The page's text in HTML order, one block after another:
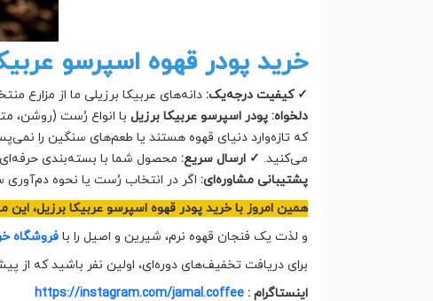
خرید پودر قهوه اسپرسو
✓ کیفیت درجه‌یک: دانه‌های عربیکا برزیلی ما از
دلخواه: پودر اسپرسو عربیکا برزیلبا انواع رُست (روشن،
که تازه‌وارد دنیای قهوه هستند یا طعم‌های سنگین را
می‌کنید. ✓ ارسال سریع: محصول شما با بسته‌بندی
پشتیبانی مشاوره‌ای: اگر در انتخاب رُست یا نحوه دم‌آوری
همین امروز با خرید پودر قهوه اسپرسو عربیکا برزیل،
و لذت یک فنجان قهوه نرم، شیرین و اصیل را با فروشگاه
برای دریافت تخفیف‌های دوره‌ای، اولین نفر باشید که از
اینستاگرام : https://instagram.com/jamal.coffee